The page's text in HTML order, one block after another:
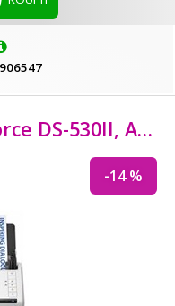
Epson skener WorkForce DS-530II, A4, USB, 600dpi, ADF, 3 roky záruka po reg.
-14 %